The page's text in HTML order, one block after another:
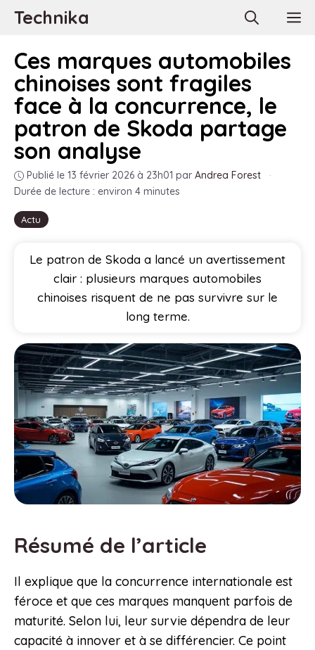
AllerTechnika
Actu
Ces marques automobiles
chinoises sont fragiles
face à la concurrence, le
patron de Skoda partage
son analyse
Publié le 13 février 2026 à 23h01 par Andrea Forest
·
Durée de lecture : environ 4 minutes
Le patron de Skoda a lancé un avertissement
clair : plusieurs marques automobiles
chinoises risquent de ne pas survivre sur le
long terme.
Résumé de l’article
Il explique que la concurrence internationale est
féroce et que ces marques manquent parfois de
maturité. Selon lui, leur survie dépendra de leur
capacité à innover et à se différencier. Ce point